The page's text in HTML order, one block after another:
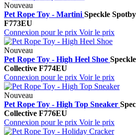
Nouveau
Pet Rope Toy - Martini Speckle Spot
F773EU
Connexion pour le prix Voir le prix
Nouveau
Pet Rope Toy - High Heel Shoe
Collective F774EU
Connexion pour le prix Voir le prix
Nouveau
Pet Rope Toy - High Top Sneaker
Collective F776EU
Connexion pour le prix Voir le prix